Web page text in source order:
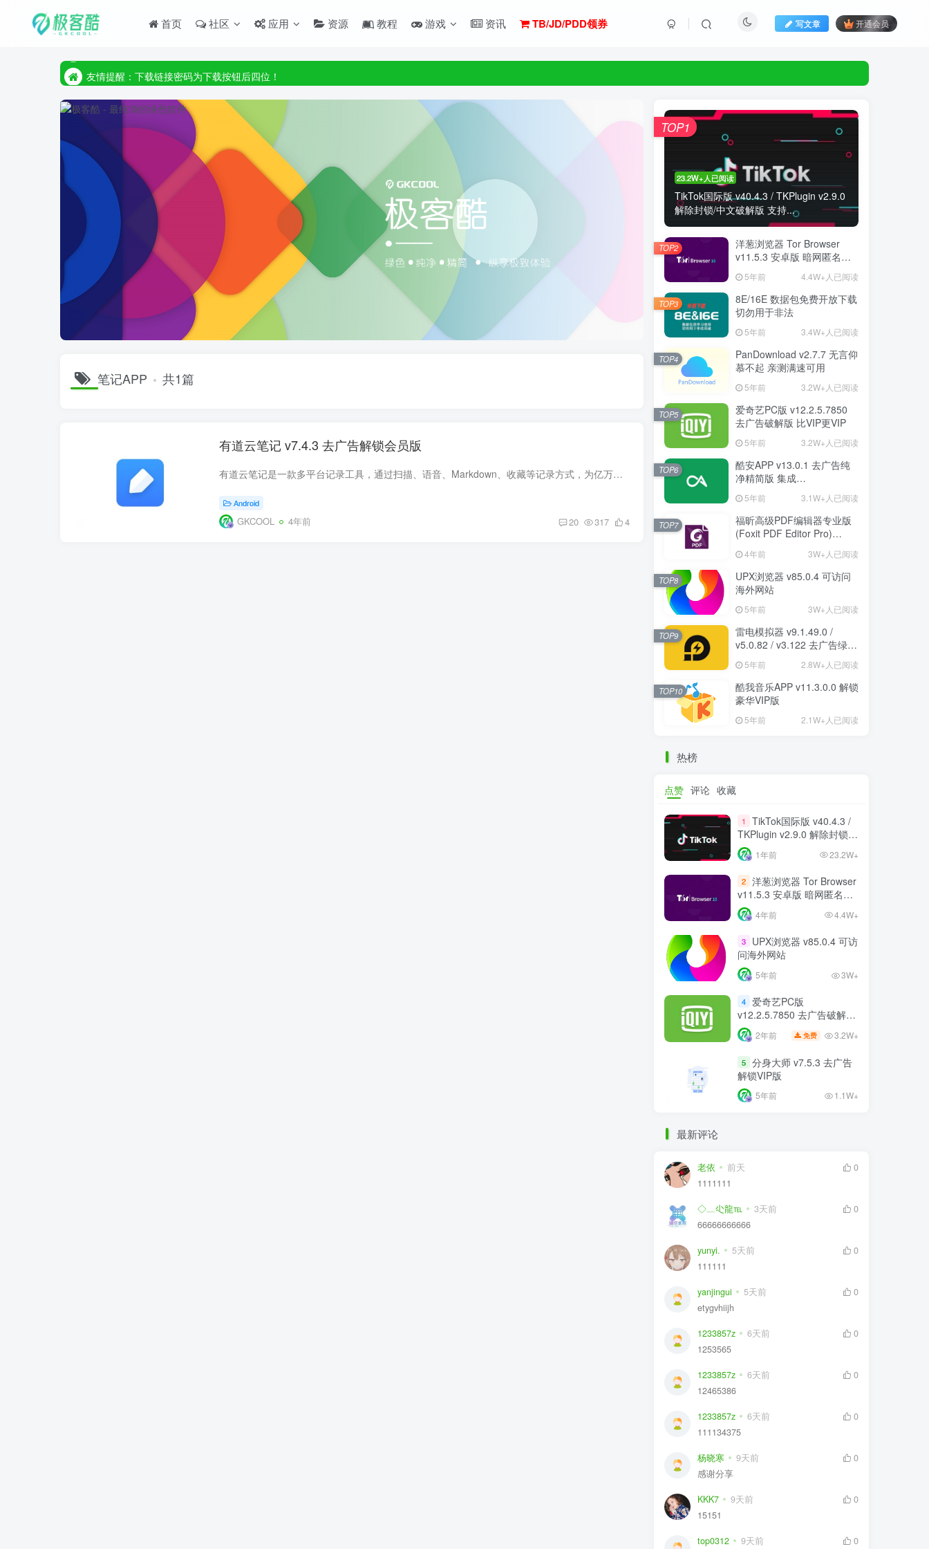
首页 社区 应用 资源 教程 游戏 资讯 TB/JD/PDD领券 写文章 开通会员
友情提醒：下载链接密码为下载按钮后四位！
友情提醒：下载链接密码为下载按钮后四位！
笔记APP 共1篇
有道云笔记 v7.4.3 去广告解锁会员版
有道云笔记是一款多平台记录工具，通过扫描、语音、Markdown、收藏等记录方式，为亿万用户提供助力。免费3G存储空间，可在Mac、iPhone、iPad等平台，查看、编辑和分享笔记，打开word、PDF等多种...
Android
GKCOOL 4年前 20 317 4
23.2W+人已阅读
TikTok国际版 v40.4.3 / TKPlugin v2.9.0
解除封锁/中文破解版 支持...
TOP1
洋葱浏览器 Tor Browser
v11.5.3 安卓版 暗网匿名浏
5年前 4.4W+人已阅读
TOP2
8E/16E 数据包免费开放下载
切勿用于非法
5年前 3.4W+人已阅读
TOP3
PanDownload v2.7.7 无言仰
慕不起 亲测满速可用
5年前 3.2W+人已阅读
TOP4
爱奇艺PC版 v12.2.5.7850
去广告破解版 比VIP更VIP
5年前 3.2W+人已阅读
TOP5
酷安APP v13.0.1 去广告纯
净精简版 集成
FuckCoolapkR1.16.5
5年前 3.1W+人已阅读
TOP6
福昕高级PDF编辑器专业版
(Foxit PDF Editor Pro)
4年前 3W+人已阅读
TOP7
UPX浏览器 v85.0.4 可访问
海外网站
5年前 3W+人已阅读
TOP8
雷电模拟器 v9.1.49.0 /
v5.0.82 / v3.122 去广告绿色
5年前 2.8W+人已阅读
TOP9
酷我音乐APP v11.3.0.0 解锁
豪华VIP版
5年前 2.1W+人已阅读
TOP10
热榜
点赞 评论 收藏
1
TikTok国际版 v40.4.3 /
TKPlugin v2.9.0 解除封锁/
中文破解版 支持选国区
1年前 23.2W+
2 洋葱浏览器 Tor Browser
v11.5.3 安卓版 暗网匿名浏
览器
4年前 4.4W+
3
UPX浏览器 v85.0.4 可访
问海外网站
5年前 3W+
4 爱奇艺PC版
v12.2.5.7850 去广告破解版
比VIP更VIP
2年前 免费 3.2W+
5 分身大师 v7.5.3 去广告
解锁VIP版
5年前 1.1W+
最新评论
老依 前天
0
1111111
◇﹏尐龍℡ 3天前
0
66666666666
yunyi. 5天前
0
111111
yanjingui 5天前
0
etygvhiijh
1233857z 6天前
0
1253565
1233857z 6天前
0
12465386
1233857z 6天前
0
111134375
杨晓寒 9天前
0
感谢分享
KKK7 9天前
0
15151
top0312 9天前 0